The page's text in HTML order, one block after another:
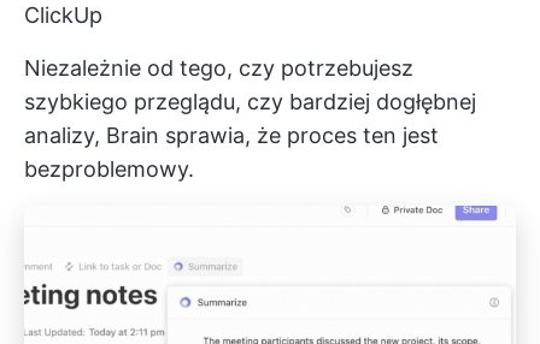
ClickUp
Niezależnie od tego, czy potrzebujesz
szybkiego przeglądu, czy bardziej dogłębnej
analizy, Brain sprawia, że proces ten jest
bezproblemowy.